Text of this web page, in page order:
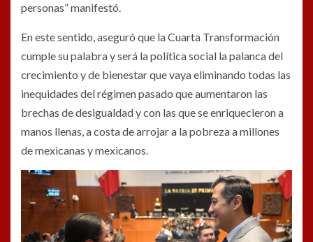
personas” manifestó.
En este sentido, aseguró que la Cuarta Transformación
cumple su palabra y será la política social la palanca del
crecimiento y de bienestar que vaya eliminando todas las
inequidades del régimen pasado que aumentaron las
brechas de desigualdad y con las que se enriquecieron a
manos llenas, a costa de arrojar a la pobreza a millones
de mexicanas y mexicanos.